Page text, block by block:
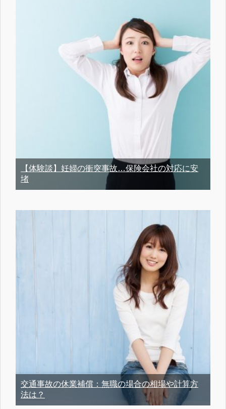
【体験談】妊婦の衝突事故…保険会社の対応に安
堵
交通事故の休業補償：無職の場合の相場や計算方
法は？